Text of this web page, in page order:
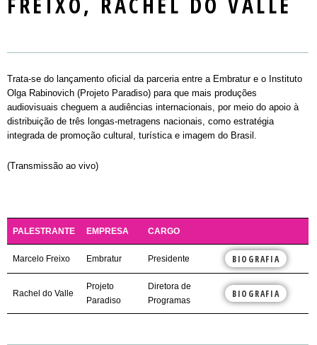
ROUND TABLES
EXIBIÇÃO
REGULAMENTO
Mercado
Trata-se do lançamento oficial da parceria entre a Embratur e o Instituto
Olga Rabinovich (Projeto Paradiso) para que mais produções
audiovisuais cheguem a audiências internacionais, por meio do apoio à
distribuição de três longas-metragens nacionais, como estratégia
integrada de promoção cultural, turística e imagem do Brasil.
(Transmissão ao vivo)
PALESTRANTE EMPRESA CARGO
Marcelo Freixo Embratur Presidente BIOGRAFIA
Rachel do Valle
Projeto
Paradiso
Diretora de
Programas
BIOGRAFIA